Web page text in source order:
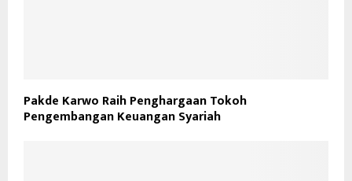
Pakde Karwo Raih Penghargaan Tokoh
Pengembangan Keuangan Syariah